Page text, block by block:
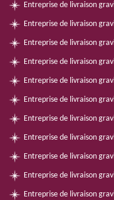
Entreprise de livraison
Entreprise de livraison
Entreprise de livraison
Entreprise de livraison
Entreprise de livraison
Entreprise de livraison
Entreprise de livraison
Entreprise de livraison
Entreprise de livraison
Entreprise de livraison
Entreprise de livraison